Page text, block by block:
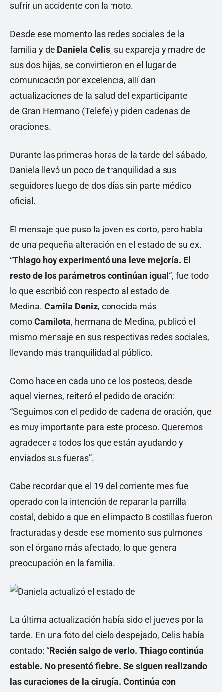
sufrir un accidente con la moto.
Desde ese momento las redes sociales de la
familia y de Daniela Celis, su expareja y madre de
sus dos hijas, se convirtieron en el lugar de
comunicación por excelencia, allí dan
actualizaciones de la salud del exparticipante
de Gran Hermano (Telefe) y piden cadenas de
oraciones.
Durante las primeras horas de la tarde del sábado,
Daniela llevó un poco de tranquilidad a sus
seguidores luego de dos días sin parte médico
oficial.
El mensaje que puso la joven es corto, pero habla
de una pequeña alteración en el estado de su ex.
“Thiago hoy experimentó una leve mejoría. El
resto de los parámetros continúan igual “, fue todo
lo que escribió con respecto al estado de
Medina. Camila Deniz, conocida más
comoCamilota, hermana de Medina, publicó el
mismo mensaje en sus respectivas redes sociales,
llevando más tranquilidad al público.
Como hace en cada uno de los posteos, desde
aquel viernes, reiteró el pedido de oración:
“Seguimos con el pedido de cadena de oración, que
es muy importante para este proceso. Queremos
agradecer a todos los que están ayudando y
enviados sus fueras”.
Cabe recordar que el 19 del corriente mes fue
operado con la intención de reparar la parrilla
costal, debido a que en el impacto 8 costillas fueron
fracturadas y desde ese momento sus pulmones
son el órgano más afectado, lo que genera
preocupación en la familia.
La última actualización había sido el jueves por la
tarde. En una foto del cielo despejado, Celis había
contado: “Recién salgo de verlo. Thiago continúa
estable. No presentó fiebre. Se siguen realizando
las curaciones de la cirugía. Continúa con